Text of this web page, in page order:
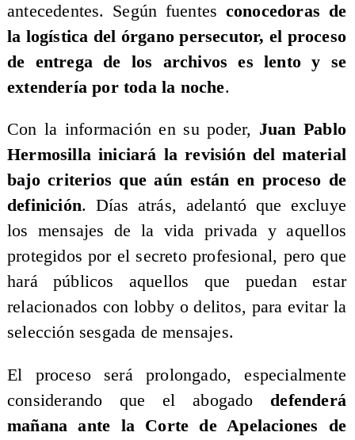
antecedentes. Según fuentes conocedoras de
la logística del órgano persecutor, el proceso
de entrega de los archivos es lento y se
extendería por toda la noche.
Con la información en su poder, Juan Pablo
Hermosilla iniciará la revisión del material
bajo criterios que aún están en proceso de
definición. Días atrás, adelantó que excluye
los mensajes de la vida privada y aquellos
protegidos por el secreto profesional, pero que
hará públicos aquellos que puedan estar
relacionados con lobby o delitos, para evitar la
selección sesgada de mensajes.
El proceso será prolongado, especialmente
considerando que el abogado defenderá
mañana ante la Corte de Apelaciones de